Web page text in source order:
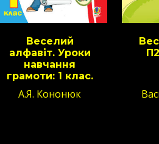
Веселий
алфавіт. Уроки
навчання
грамоти: 1 клас.
А.Я. Кононюк